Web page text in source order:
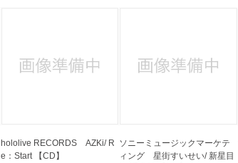
hololive RECORDS AZKi/ R
e：Start 【CD】
ソニーミュージックマーケテ
ィング 星街すいせい/ 新星目